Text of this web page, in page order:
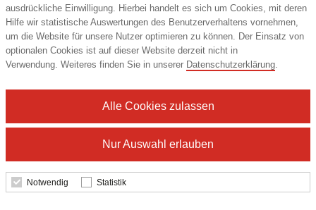
SEVEN SEAS The Jersey | modern
ausdrückliche Einwilligung. Hierbei handelt es sich um Cookies, mit deren
Hilfe wir statistische Auswertungen des Benutzerverhaltens vornehmen,
um die Website für unsere Nutzer optimieren zu können. Der Einsatz von
optionalen Cookies ist auf dieser Website derzeit nicht in
Verwendung. Weiteres finden Sie in unserer Datenschutzerklärung.
Nur Auswahl erlauben
Alle Cookies zulassen
Notwendig Statistik